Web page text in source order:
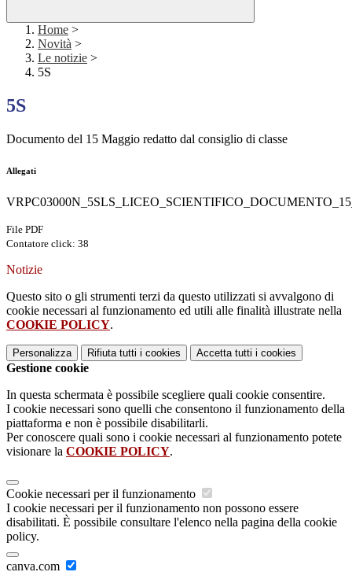
Home >
Novità >
Le notizie >
5S
5S
Documento del 15 Maggio redatto dal consiglio di classe
Allegati
File PDF
Contatore click: 38
Notizie
Questo sito o gli strumenti terzi da questo utilizzati si avvalgono di
cookie necessari al funzionamento ed utili alle finalità illustrate nella
COOKIE POLICY.
Personalizza Rifiuta tutti i cookies Accetta tutti i cookies
Gestione cookie
In questa schermata è possibile scegliere quali cookie consentire.
I cookie necessari sono quelli che consentono il funzionamento della
piattaforma e non è possibile disabilitarli.
Per conoscere quali sono i cookie necessari al funzionamento potete
visionare la COOKIE POLICY.
Cookie necessari per il funzionamento
I cookie necessari per il funzionamento non possono essere
disabilitati. È possibile consultare l'elenco nella pagina della cookie
policy.
canva.com